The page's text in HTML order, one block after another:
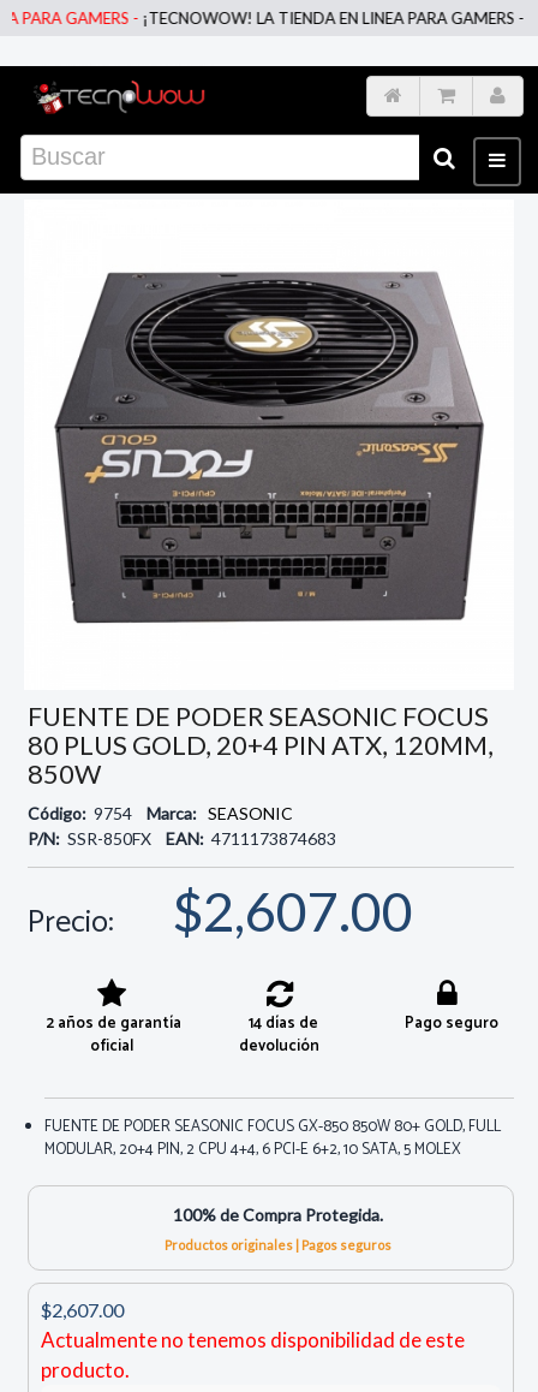
GAMERS -¡TECNOWOW! LA TIENDA EN LINEA PARA GAMERS -
FUENTE DE PODER SEASONIC FOCUS
80 PLUS GOLD, 20+4 PIN ATX, 120MM,
850W
Código: 9754 Marca: SEASONIC
P/N: SSR-850FX EAN: 4711173874683
Precio: $2,607.00
2 años de garantía
oficial
14 días de
devolución
Pago seguro
FUENTE DE PODER SEASONIC FOCUS GX-850 850W 80+ GOLD, FULL
MODULAR, 20+4 PIN, 2 CPU 4+4, 6 PCI-E 6+2, 10 SATA, 5 MOLEX
100% de Compra Protegida.
Productos originales | Pagos seguros
$2,607.00
Actualmente no tenemos disponibilidad de este
producto.